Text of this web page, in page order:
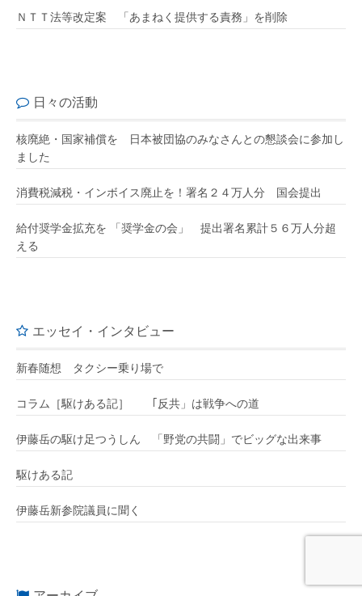
ＮＴＴ法等改定案 「あまねく提供する責務」を削除
日々の活動
核廃絶・国家補償を 日本被団協のみなさんとの懇談会に参加し
ました
消費税減税・インボイス廃止を！署名２４万人分 国会提出
給付奨学金拡充を 「奨学金の会」 提出署名累計５６万人分超
える
エッセイ・インタビュー
新春随想 タクシー乗り場で
コラム［駆けある記］ ｢反共」は戦争への道
伊藤岳の駆け足つうしん 「野党の共闘」でビッグな出来事
駆けある記
伊藤岳新参院議員に聞く